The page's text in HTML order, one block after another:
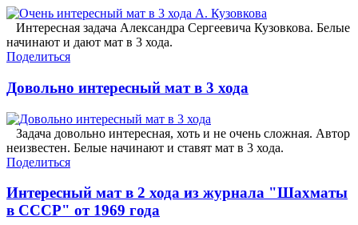
Интересная задача Александра Сергеевича Кузовкова. Белые
начинают и дают мат в 3 хода.
Поделиться
Довольно интересный мат в 3 хода
Задача довольно интересная, хоть и не очень сложная. Автор
неизвестен. Белые начинают и ставят мат в 3 хода.
Поделиться
Интересный мат в 2 хода из журнала "Шахматы
в СССР" от 1969 года